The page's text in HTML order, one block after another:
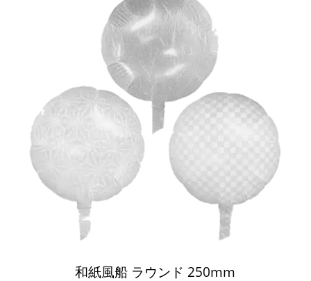
和紙風船 ラウンド 250mm